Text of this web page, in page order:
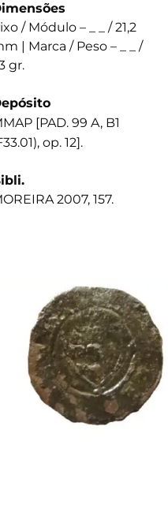
/ Módulo – _ _ / 21,2
| Marca / Peso – _ _ /
gr.
[PAD. 99 A, B1
op. 12].
2007, 157.